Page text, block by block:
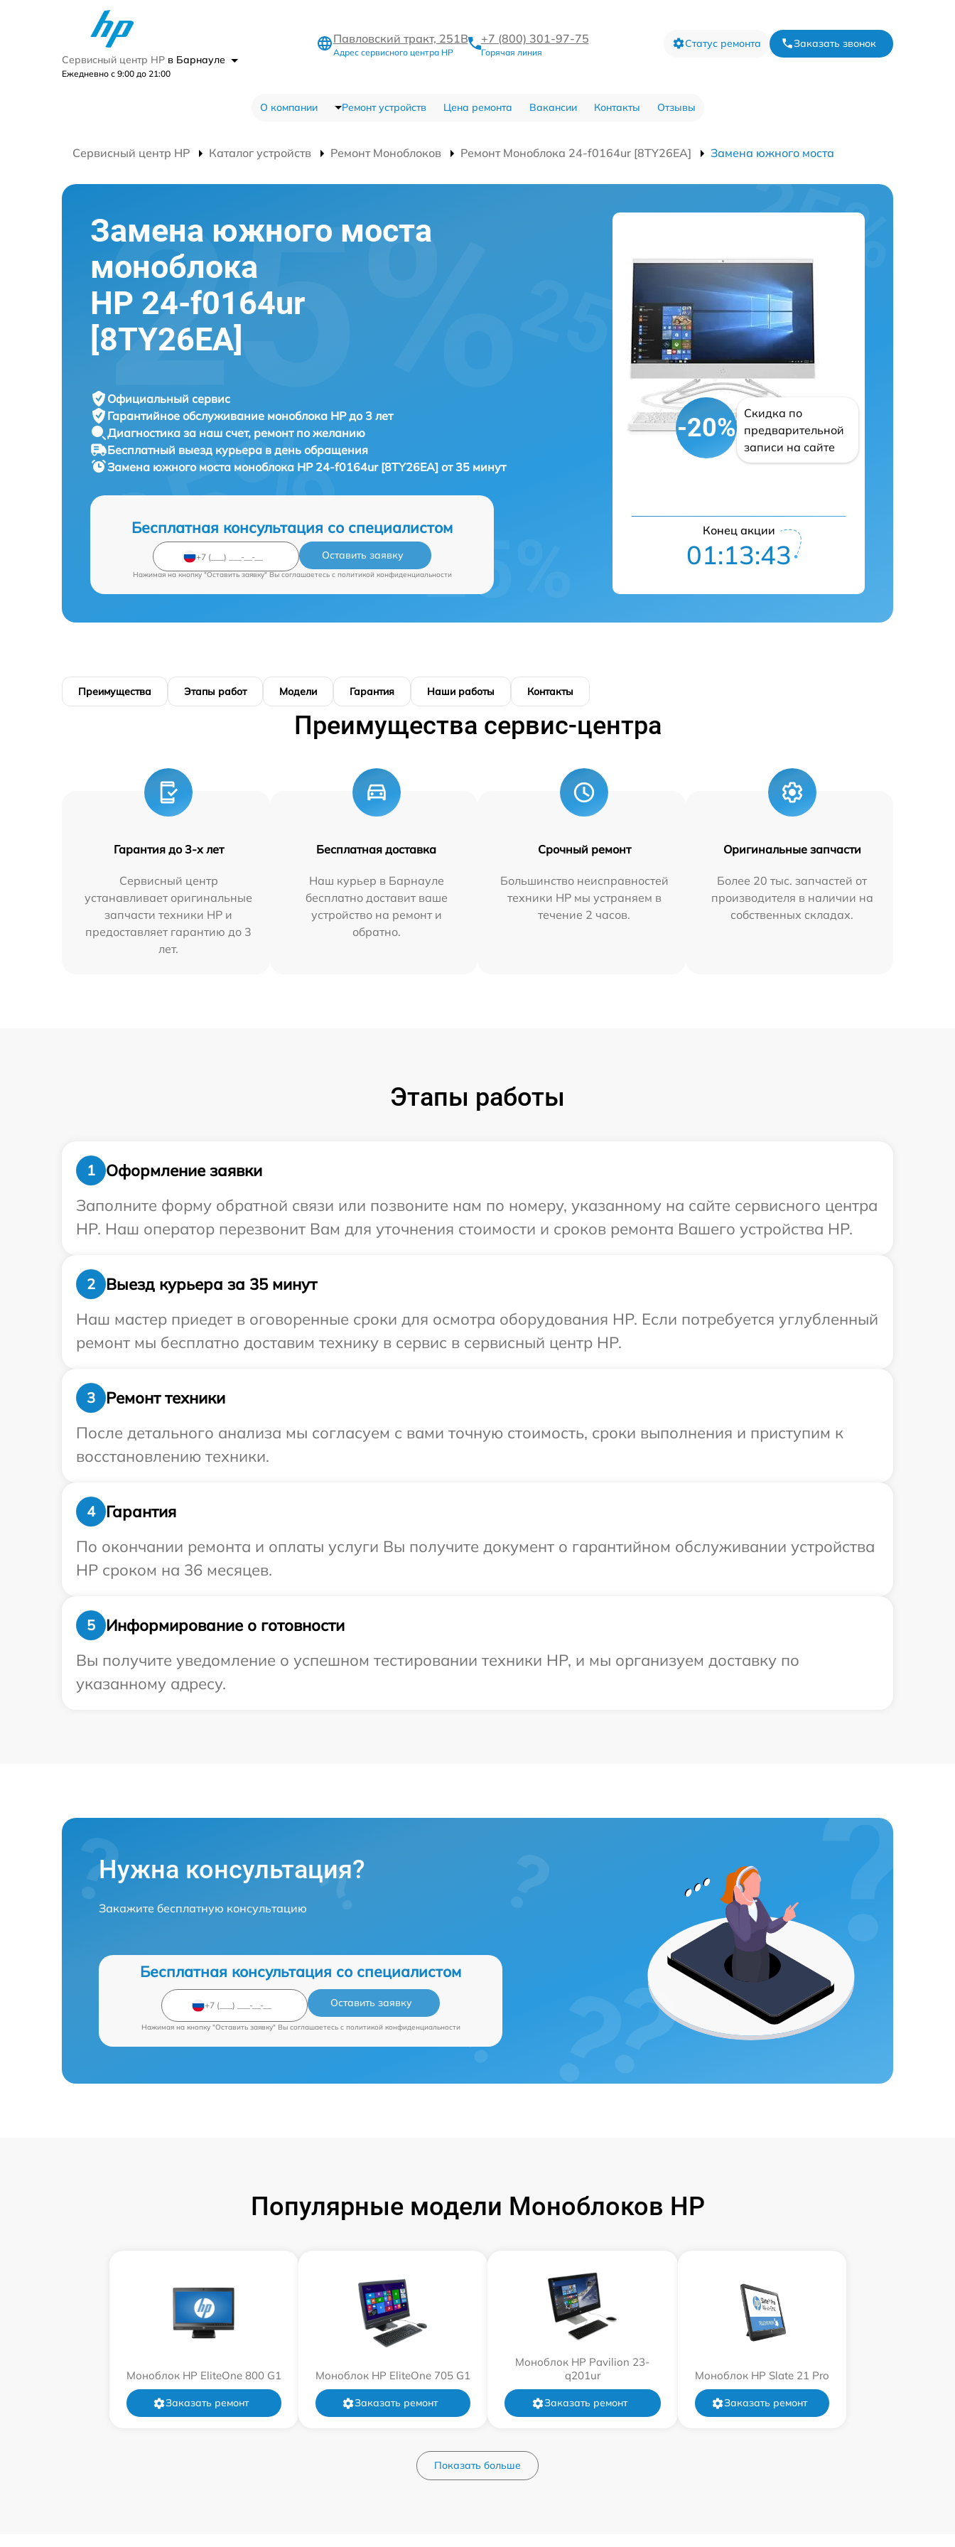
Сервисный центр HP в Барнауле
Ежедневно с 9:00 до 21:00
Павловский тракт, 251В
Адрес сервисного центра HP
+7 (800) 301-97-75
Горячая линия
Статус ремонта Заказать звонок
О компании Ремонт устройств Цена ремонта Вакансии Контакты Отзывы
Сервисный центр HP Каталог устройств Ремонт Моноблоков Ремонт Моноблока 24-f0164ur [8TY26EA] Замена южного моста
Замена южного моста
моноблока
HP 24-f0164ur
[8TY26EA]
Официальный сервис
Гарантийное обслуживание моноблока HP до 3 лет
Диагностика за наш счет, ремонт по желанию
Бесплатный выезд курьера в день обращения
Замена южного моста моноблока HP 24-f0164ur [8TY26EA] от 35 минут
Бесплатная консультация со специалистом
Оставить заявку
Нажимая на кнопку "Оставить заявку" Вы соглашаетесь c политикой конфиденциальности
-20%
Скидка по
предварительной
записи на сайте
Конец акции
01:13:42
Преимущества Этапы работ Модели Гарантия Наши работы Контакты
Преимущества сервис-центра
Гарантия до 3-х лет
Сервисный центр
устанавливает оригинальные
запчасти техники HP и
предоставляет гарантию до 3
лет.
Бесплатная доставка
Наш курьер в Барнауле
бесплатно доставит ваше
устройство на ремонт и
обратно.
Срочный ремонт
Большинство неисправностей
техники HP мы устраняем в
течение 2 часов.
Оригинальные запчасти
Более 20 тыс. запчастей от
производителя в наличии на
собственных складах.
Этапы работы
1
Оформление заявки
Заполните форму обратной связи или позвоните нам по номеру, указанному на сайте сервисного центра
HP. Наш оператор перезвонит Вам для уточнения стоимости и сроков ремонта Вашего устройства HP.
2
Выезд курьера за 35 минут
Наш мастер приедет в оговоренные сроки для осмотра оборудования HP. Если потребуется углубленный
ремонт мы бесплатно доставим технику в сервис в сервисный центр HP.
3
Ремонт техники
После детального анализа мы согласуем с вами точную стоимость, сроки выполнения и приступим к
восстановлению техники.
4
Гарантия
По окончании ремонта и оплаты услуги Вы получите документ о гарантийном обслуживании устройства
HP сроком на 36 месяцев.
5
Информирование о готовности
Вы получите уведомление о успешном тестировании техники HP, и мы организуем доставку по
указанному адресу.
Нужна консультация?
Закажите бесплатную консультацию
Бесплатная консультация со специалистом
Оставить заявку
Нажимая на кнопку "Оставить заявку" Вы соглашаетесь c политикой конфиденциальности
Популярные модели Моноблоков HP
Моноблок HP EliteOne 800 G1
Заказать ремонт
Моноблок HP EliteOne 705 G1
Заказать ремонт
Моноблок HP Pavilion 23-
q201ur
Заказать ремонт
Моноблок HP Slate 21 Pro
Заказать ремонт
Показать больше